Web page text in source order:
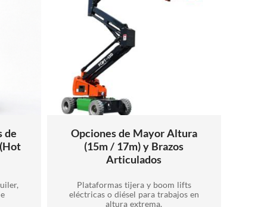
de
Opciones de Mayor Altura
(15m / 17m) y Brazos
Articulados
Plataformas tijera y boom lifts
eléctricas o diésel para trabajos en
altura extrema.